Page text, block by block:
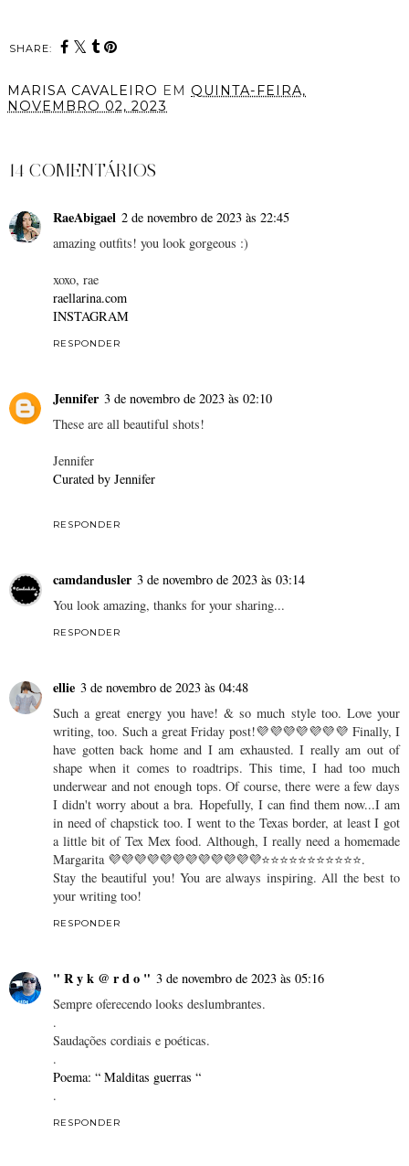
SHARE:
MARISA CAVALEIRO EM QUINTA-FEIRA,
NOVEMBRO 02, 2023
14 COMENTÁRIOS
RaeAbigael 2 de novembro de 2023 às 22:45
amazing outfits! you look gorgeous :)
xoxo, rae
raellarina.com
INSTAGRAM
RESPONDER
Jennifer 3 de novembro de 2023 às 02:10
These are all beautiful shots!
Jennifer
Curated by Jennifer
RESPONDER
camdandusler 3 de novembro de 2023 às 03:14
You look amazing, thanks for your sharing...
RESPONDER
ellie 3 de novembro de 2023 às 04:48
Such a great energy you have! & so much style too. Love your
writing, too. Such a great Friday post!💜💜💜💜💜💜💜 Finally, I
have gotten back home and I am exhausted. I really am out of
shape when it comes to roadtrips. This time, I had too much
underwear and not enough tops. Of course, there were a few days
I didn't worry about a bra. Hopefully, I can find them now...I am
in need of chapstick too. I went to the Texas border, at least I got
a little bit of Tex Mex food. Although, I really need a homemade
Margarita 💜💜💜💜💜💜💜💜💜💜💜💜⭐⭐⭐⭐⭐⭐⭐⭐⭐⭐⭐.
Stay the beautiful you! You are always inspiring. All the best to
your writing too!
RESPONDER
" R y k @ r d o " 3 de novembro de 2023 às 05:16
Sempre oferecendo looks deslumbrantes.
.
Saudações cordiais e poéticas.
.
Poema: “ Malditas guerras “
.
RESPONDER